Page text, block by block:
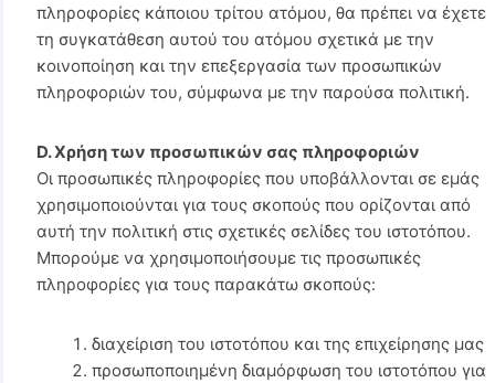
πληροφορίες κάποιου τρίτου ατόμου, θα πρέπει να έχετε
τη συγκατάθεση αυτού του ατόμου σχετικά με την
κοινοποίηση και την επεξεργασία των προσωπικών
πληροφοριών του, σύμφωνα με την παρούσα πολιτική.
D. Χρήση των προσωπικών σας πληροφοριών
Οι προσωπικές πληροφορίες που υποβάλλονται σε εμάς
χρησιμοποιούνται για τους σκοπούς που ορίζονται από
αυτή την πολιτική στις σχετικές σελίδες του ιστοτόπου.
Μπορούμε να χρησιμοποιήσουμε τις προσωπικές
πληροφορίες για τους παρακάτω σκοπούς:
διαχείριση του ιστοτόπου και της επιχείρησης μας
προσωποποιημένη διαμόρφωση του ιστοτόπου για